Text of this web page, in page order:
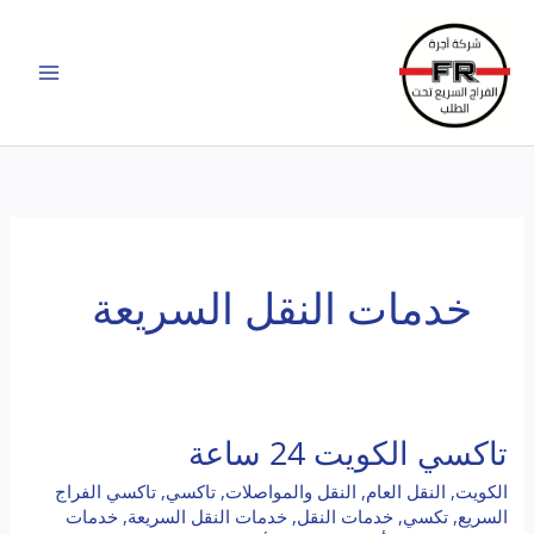
المحتوى
خدمات النقل السريعة
تاكسي الكويت 24 ساعة
الكويت, النقل العام, النقل والمواصلات,تاكسي,تاكسي الفراج
السريع,تكسي,خدمات النقل,خدمات النقل السريعة,خدمات
تاكسي
24